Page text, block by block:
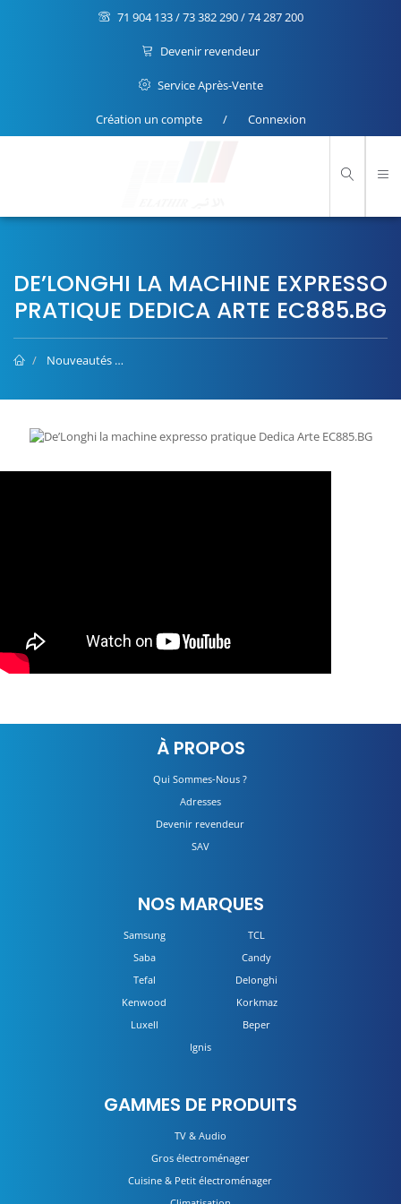
71 904 133 / 73 382 290 / 74 287 200
Devenir revendeur
Service Après-Vente
Création un compte / Connexion
DE’LONGHI LA MACHINE EXPRESSO
PRATIQUE DEDICA ARTE EC885.BG
Nouveautés
À PROPOS
Qui Sommes-Nous ?
Adresses
Devenir revendeur
SAV
NOS MARQUES
Samsung
TCL
Saba
Candy
Tefal
Delonghi
Kenwood
Korkmaz
Luxell
Beper
Ignis
GAMMES DE PRODUITS
TV & Audio
Gros électroménager
Cuisine & Petit électroménager